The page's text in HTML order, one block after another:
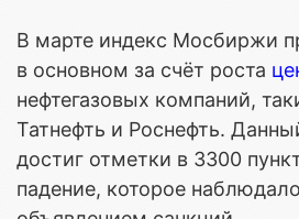
В марте индекс Мосбиржи
в основном за счёт роста
нефтегазовых компаний,
Татнефть и Роснефть.
достиг отметки в 3300
падение, которое